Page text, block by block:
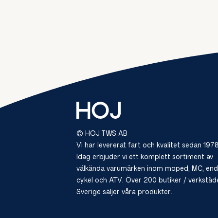
© HOJ TWS AB
Vi har levererat fart och kvalitet sedan
Idag erbjuder vi ett komplett sortiment av
välkända varumärken inom moped, MC,
cykel och ATV. Över 200 butiker /
Sverige säljer våra produkter.